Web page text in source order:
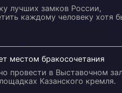
лучших замков России,
каждому человеку хотя
местом бракосочетания
провести в Выставочном
Казанского кремля.